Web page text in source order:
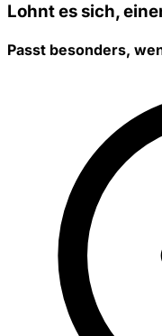
Lohnt es sich,
Passt besonders,